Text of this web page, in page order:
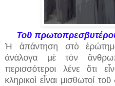
Τοῦ
Ἡ ἀπάντηση στὸ ἐρώτημα
ἀνάλογα μὲ τὸν
περισσότεροι λένε ὅτι
κληρικοὶ εἶναι μισθωτοί